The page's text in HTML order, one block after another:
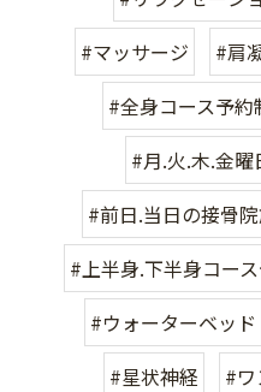
#マッサージ
#肩
#全身コース予約
#月.火.木.金
#前日.当日の接骨
#上半身.下半身コー
#ウォーターベッド
#星状神経
#